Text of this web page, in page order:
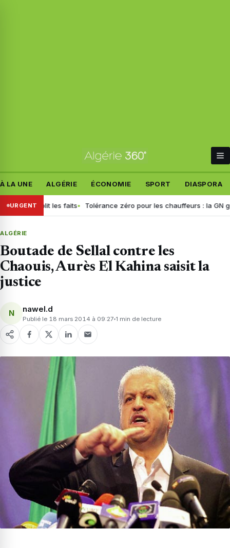
À LA UNE ALGÉRIE ÉCONOMIE SPORT DIASPORA
URGENT
rétablit les faits Tolérance zéro pour les chauffeurs : la GN
ALGÉRIE
Boutade de Sellal contre les
Chaouis, Aurès El Kahina saisit la
justice
N nawel.d
Publié le 18 mars 2014 à 09:27 1 min de lecture